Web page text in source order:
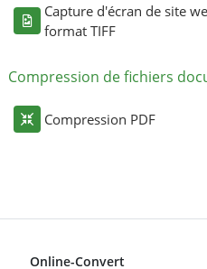
Capture d'écran de site
format TIFF
Compression de fichiers
Compression PDF
Online-Convert